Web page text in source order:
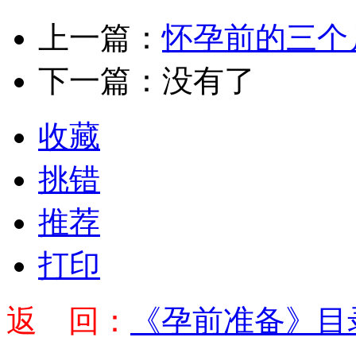
上一篇：怀孕前的三个
下一篇：没有了
收藏
挑错
推荐
打印
返 回：
《孕前准备》